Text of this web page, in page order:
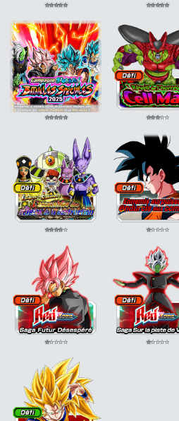
⭐⭐⭐⭐⭐ ⭐⭐⭐⭐⭐
⭐⭐⭐⭐⭐ ⭐⭐⭐⭐⭐
⭐⭐⭐⭐⭐ ⭐⭐⭐⭐⭐
⭐⭐⭐⭐⭐ ⭐⭐⭐⭐⭐